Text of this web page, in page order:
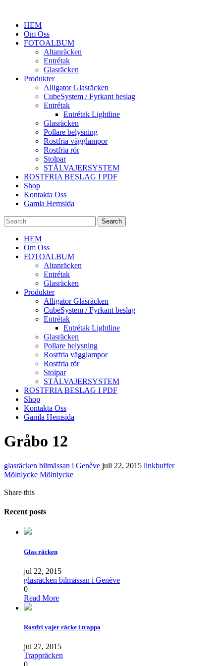
HEM
Om Oss
FOTOALBUM
Altanräcken
Entrétak
Glasräcken
Produkter
Alligator Glasräcken
CubeSystem / Fyrkant beslag
Entrétak
Entrétak Lightline
Glasräcken
Pollare belysning
Rostfria vägglampor
Rostfria rör
Stolpar
STÅLVAJERSYSTEM
ROSTFRIA BESLAG I PDF
Shop
Kontakta Oss
Gamla Hemsida
HEM
Om Oss
FOTOALBUM
Altanräcken
Entrétak
Glasräcken
Produkter
Alligator Glasräcken
CubeSystem / Fyrkant beslag
Entrétak
Entrétak Lightline
Glasräcken
Pollare belysning
Rostfria vägglampor
Rostfria rör
Stolpar
STÅLVAJERSYSTEM
ROSTFRIA BESLAG I PDF
Shop
Kontakta Oss
Gamla Hemsida
Gråbo 12
glasräcken bilmässan i Genève juli 22, 2015 linkbuffer
Mölnlycke Mölnlycke
Share this
Recent posts
Glas räcken
jul 22, 2015
glasräcken bilmässan i Genève
0
Read More
Rostfri vajer räcke i trappa
jul 27, 2015
Trappräcken
0